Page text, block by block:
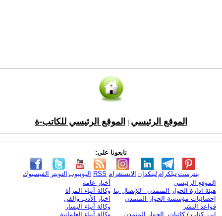
الموقع الرئيسي الموقع الرئيسي للكاتب-ة
تابعونا على:
الفيسبوك التويتر اليوتيوب RSS الانستغرام لينكدإن تيلكرامبنترست
الموقع الرئيسي
هيئة ادارة الحوار المتمدن - للإتصال بنا
إحصائيات مؤسسة الحوار المتمدن
قواعد النشر
ابرز كتاب / كاتبات الحوار المتمدن
أخبار عامة
وكالة أنباء المرأة
اخبار الأدب والفن
وكالة أنباء اليسار
وكالة أنباء العلمانية